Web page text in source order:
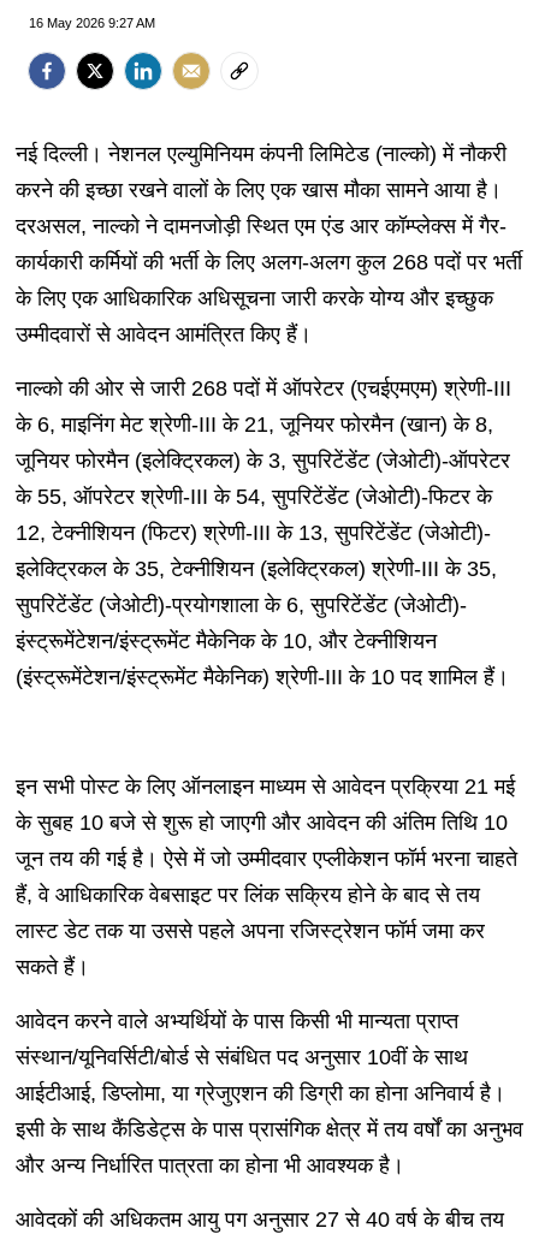
16 May 2026 9:27 AM
नई दिल्ली। नेशनल एल्युमिनियम कंपनी लिमिटेड (नाल्को) में नौकरी
करने की इच्छा रखने वालों के लिए एक खास मौका सामने आया है।
दरअसल, नाल्को ने दामनजोड़ी स्थित एम एंड आर कॉम्प्लेक्स में गैर-
कार्यकारी कर्मियों की भर्ती के लिए अलग-अलग कुल 268 पदों पर भर्ती
के लिए एक आधिकारिक अधिसूचना जारी करके योग्य और इच्छुक
उम्मीदवारों से आवेदन आमंत्रित किए हैं।
नाल्को की ओर से जारी 268 पदों में ऑपरेटर (एचईएमएम) श्रेणी-III
के 6, माइनिंग मेट श्रेणी-III के 21, जूनियर फोरमैन (खान) के 8,
जूनियर फोरमैन (इलेक्ट्रिकल) के 3, सुपरिटेंडेंट (जेओटी)-ऑपरेटर
के 55, ऑपरेटर श्रेणी-III के 54, सुपरिटेंडेंट (जेओटी)-फिटर के
12, टेक्नीशियन (फिटर) श्रेणी-III के 13, सुपरिटेंडेंट (जेओटी)-
इलेक्ट्रिकल के 35, टेक्नीशियन (इलेक्ट्रिकल) श्रेणी-III के 35,
सुपरिटेंडेंट (जेओटी)-प्रयोगशाला के 6, सुपरिटेंडेंट (जेओटी)-
इंस्ट्रूमेंटेशन/इंस्ट्रूमेंट मैकेनिक के 10, और टेक्नीशियन
(इंस्ट्रूमेंटेशन/इंस्ट्रूमेंट मैकेनिक) श्रेणी-III के 10 पद शामिल हैं।
इन सभी पोस्ट के लिए ऑनलाइन माध्यम से आवेदन प्रक्रिया 21 मई
के सुबह 10 बजे से शुरू हो जाएगी और आवेदन की अंतिम तिथि 10
जून तय की गई है। ऐसे में जो उम्मीदवार एप्लीकेशन फॉर्म भरना चाहते
हैं, वे आधिकारिक वेबसाइट पर लिंक सक्रिय होने के बाद से तय
लास्ट डेट तक या उससे पहले अपना रजिस्ट्रेशन फॉर्म जमा कर
सकते हैं।
आवेदन करने वाले अभ्यर्थियों के पास किसी भी मान्यता प्राप्त
संस्थान/यूनिवर्सिटी/बोर्ड से संबंधित पद अनुसार 10वीं के साथ
आईटीआई, डिप्लोमा, या ग्रेजुएशन की डिग्री का होना अनिवार्य है।
इसी के साथ कैंडिडेट्स के पास प्रासंगिक क्षेत्र में तय वर्षों का अनुभव
और अन्य निर्धारित पात्रता का होना भी आवश्यक है।
आवेदकों की अधिकतम आयु पग अनुसार 27 से 40 वर्ष के बीच तय